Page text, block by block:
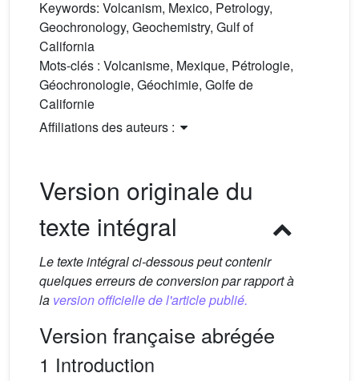
Keywords: Volcanism, Mexico, Petrology,
Geochronology, Geochemistry, Gulf of
California
Mots-clés : Volcanisme, Mexique, Pétrologie,
Géochronologie, Géochimie, Golfe de
Californie
Affiliations des auteurs :
Version originale du
texte intégral
Le texte intégral ci-dessous peut contenir
quelques erreurs de conversion par rapport à
la version officielle de l'article publié.
Version française abrégée
1 Introduction